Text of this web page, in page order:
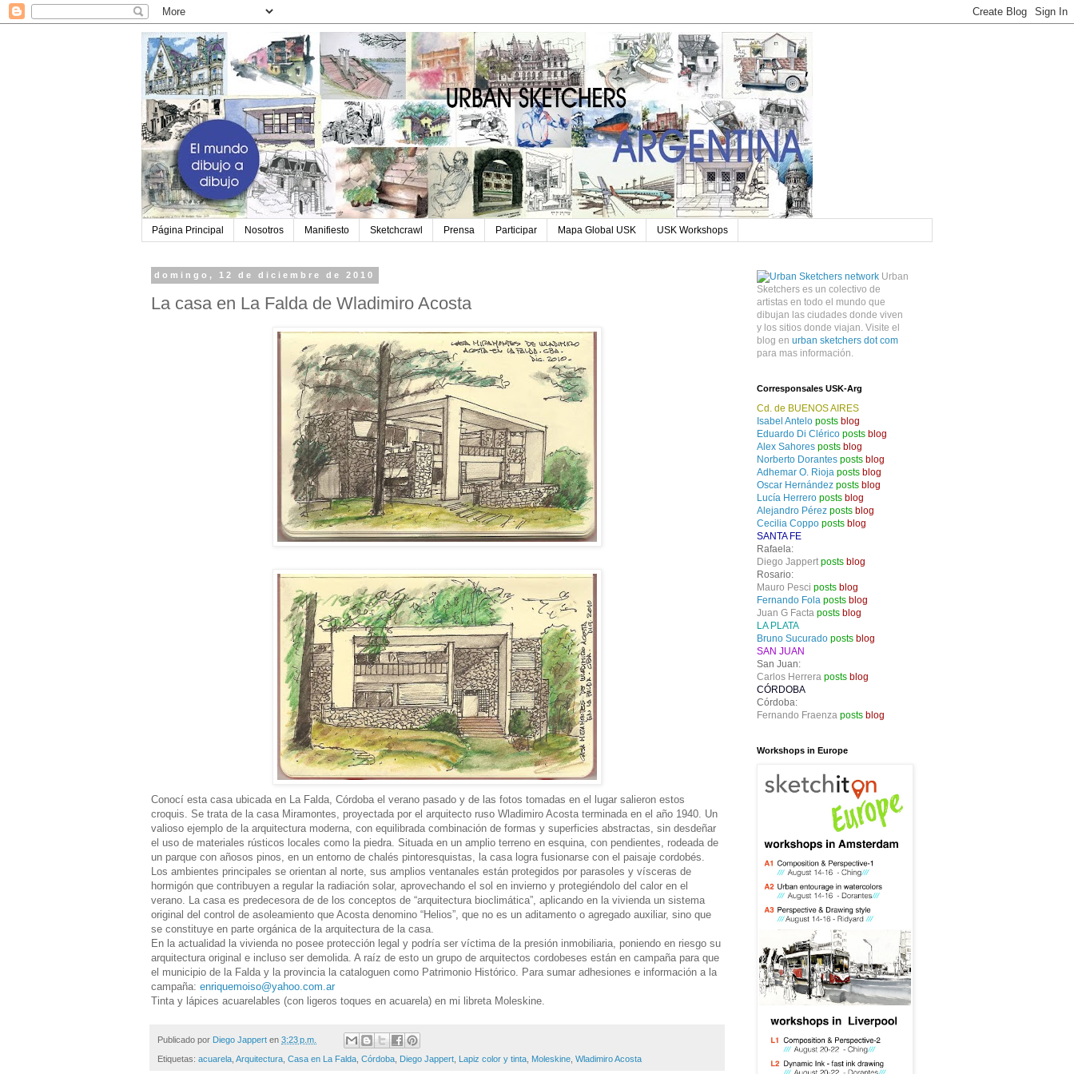
Página Principal Nosotros Manifiesto Sketchcrawl Prensa Participar Mapa Global USK USK Workshops
domingo, 12 de diciembre de 2010
La casa en La Falda de Wladimiro Acosta
Conocí esta casa ubicada en La Falda, Córdoba el verano pasado y de las fotos tomadas en el lugar salieron estos
croquis. Se trata de la casa Miramontes, proyectada por el arquitecto ruso Wladimiro Acosta terminada en el año 1940. Un
valioso ejemplo de la arquitectura moderna, con equilibrada combinación de formas y superficies abstractas, sin desdeñar
el uso de materiales rústicos locales como la piedra. Situada en un amplio terreno en esquina, con pendientes, rodeada de
un parque con añosos pinos, en un entorno de chalés pintoresquistas, la casa logra fusionarse con el paisaje cordobés.
Los ambientes principales se orientan al norte, sus amplios ventanales están protegidos por parasoles y vísceras de
hormigón que contribuyen a regular la radiación solar, aprovechando el sol en invierno y protegiéndolo del calor en el
verano. La casa es predecesora de de los conceptos de “arquitectura bioclimática”, aplicando en la vivienda un sistema
original del control de asoleamiento que Acosta denomino “Helios”, que no es un aditamento o agregado auxiliar, sino que
se constituye en parte orgánica de la arquitectura de la casa.
En la actualidad la vivienda no posee protección legal y podría ser víctima de la presión inmobiliaria, poniendo en riesgo su
arquitectura original e incluso ser demolida. A raíz de esto un grupo de arquitectos cordobeses están en campaña para que
el municipio de la Falda y la provincia la cataloguen como Patrimonio Histórico. Para sumar adhesiones e información a la
campaña: enriquemoiso@yahoo.com.ar
Tinta y lápices acuarelables (con ligeros toques en acuarela) en mi libreta Moleskine.
Publicado por Diego Jappert en 3:23 p.m.
Etiquetas: acuarela, Arquitectura, Casa en La Falda, Córdoba, Diego Jappert, Lapiz color y tinta, Moleskine, Wladimiro Acosta
Urban
Sketchers es un colectivo de
artistas en todo el mundo que
dibujan las ciudades donde viven
y los sitios donde viajan. Visite el
blog en urban sketchers dot com
para mas información.
Corresponsales USK-Arg
Cd. de BUENOS AIRES
Isabel Antelo posts blog
Eduardo Di Clérico posts blog
Alex Sahores posts blog
Norberto Dorantes posts blog
Adhemar O. Rioja posts blog
Oscar Hernández posts blog
Lucía Herrero posts blog
Alejandro Pérez posts blog
Cecilia Coppo posts blog
SANTA FE
Rafaela:
Diego Jappert posts blog
Rosario:
Mauro Pesci posts blog
Fernando Fola posts blog
Juan G Facta posts blog
LA PLATA
Bruno Sucurado posts blog
SAN JUAN
San Juan:
Carlos Herrera posts blog
CÓRDOBA
Córdoba:
Fernando Fraenza posts blog
Workshops in Europe